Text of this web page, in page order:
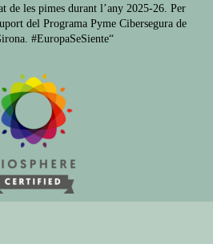
de les pimes durant l’any 2025-26. Per
del Programa Pyme Cibersegura de
#EuropaSeSiente“